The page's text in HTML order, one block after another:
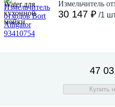
Измельчитель
30 147 ₽ /1
47
Купить